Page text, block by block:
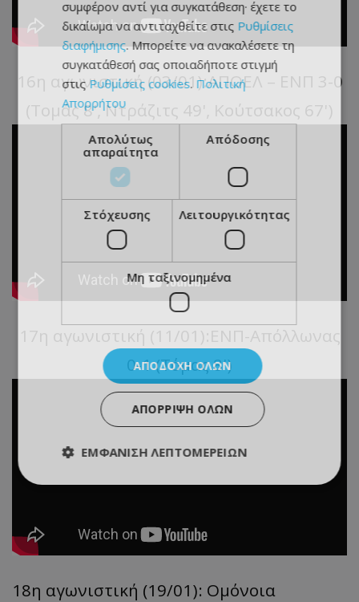
16η αγωνιστική (03/01):ΑΠΟΕΛ – ΕΝΠ 3-0
(Τομάς 8', Ντράζιτς 49', Κούτσακος 67')
17η αγωνιστική (11/01):ΕΝΠ-Απόλλωνας
0-1 (Τόμας 8')
18η αγωνιστική (19/01): Ομόνοια
συμφέρον αντί για συγκατάθεση· έχετε το
δικαίωμα να αντιταχθείτε στις Ρυθμίσεις
διαφήμισης. Μπορείτε να ανακαλέσετε τη
συγκατάθεσή σας οποιαδήποτε στιγμή
στιςΡυθμίσεις cookies. Πολιτική
Απορρήτου
Απολύτως
απαραίτητα
Απόδοσης
Στόχευσης Λειτουργικότητας
Μη ταξινομημένα
ΑΠΟΔΟΧΉ ΌΛΩΝ
ΑΠΌΡΡΙΨΗ ΌΛΩΝ
ΕΜΦΆΝΙΣΗ ΛΕΠΤΟΜΕΡΕΙΏΝ